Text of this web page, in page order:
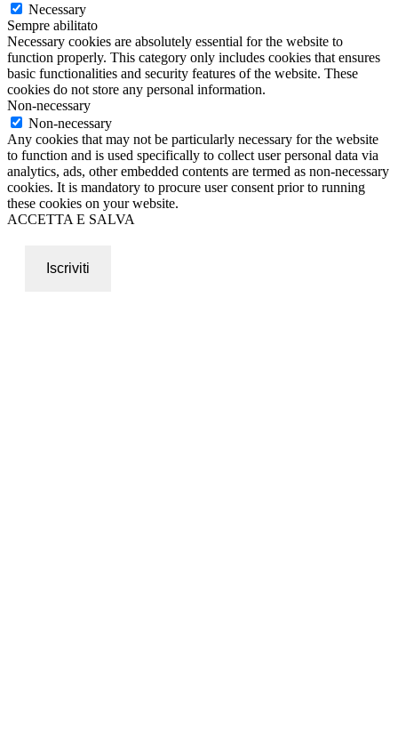
Necessary
Sempre abilitato
Necessary cookies are absolutely essential for the website to
function properly. This category only includes cookies that ensures
basic functionalities and security features of the website. These
cookies do not store any personal information.
Non-necessary
Non-necessary
Any cookies that may not be particularly necessary for the website
to function and is used specifically to collect user personal data via
analytics, ads, other embedded contents are termed as non-necessary
cookies. It is mandatory to procure user consent prior to running
these cookies on your website.
ACCETTA E SALVA
Iscriviti